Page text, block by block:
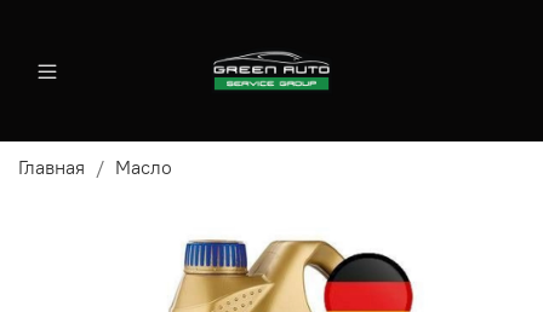
Главная Масло